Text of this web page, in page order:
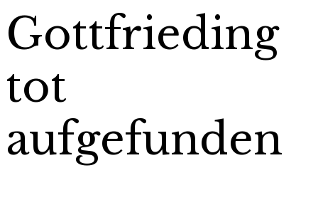
Gottfrieding
tot
aufgefunden